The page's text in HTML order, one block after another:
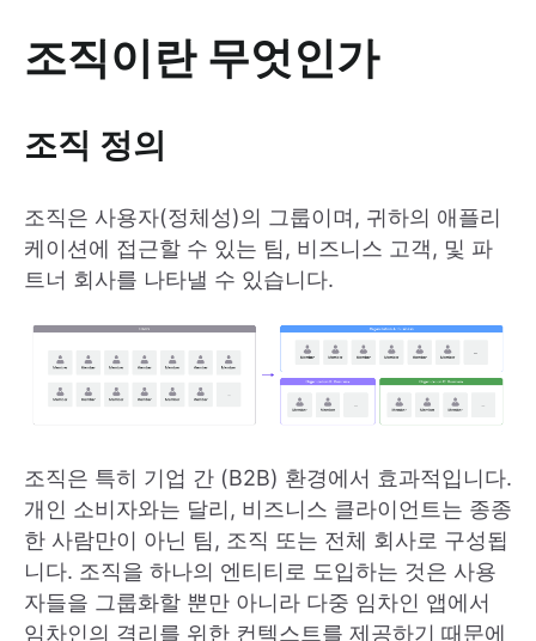
조직이란 무엇인가
조직 정의
조직은 사용자(정체성)의 그룹이며, 귀하의 애플리
케이션에 접근할 수 있는 팀, 비즈니스 고객, 및 파
트너 회사를 나타낼 수 있습니다.
조직은 특히 기업 간 (B2B) 환경에서 효과적입니다.
개인 소비자와는 달리, 비즈니스 클라이언트는 종종
한 사람만이 아닌 팀, 조직 또는 전체 회사로 구성됩
니다. 조직을 하나의 엔티티로 도입하는 것은 사용
자들을 그룹화할 뿐만 아니라 다중 임차인 앱에서
임차인의 격리를 위한 컨텍스트를 제공하기 때문에